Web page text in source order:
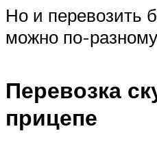
Но и перевозить
можно по-
Перевозка
прицепе